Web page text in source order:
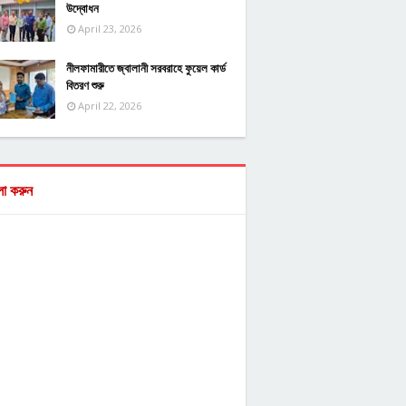
উদ্বোধন
April 23, 2026
নীলফামারীতে জ্বালানী সরবরাহে ফুয়েল কার্ড
বিতরণ শুরু
April 22, 2026
করুন